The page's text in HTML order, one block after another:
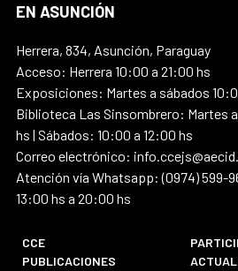
EN ASUNCIÓN
Herrera, 834, Asunción, Paraguay
Acceso: Herrera 10:00 a 21:00 hs
Exposiciones: Martes a sábados
Biblioteca Las Sinsombrero: Martes
hs | Sábados: 10:00 a 12:00 hs
Correo electrónico:
Atención vía Whatsapp: (0974) 599-
13:00 hs a 20:00 hs
CCE
PUBLICACIONES